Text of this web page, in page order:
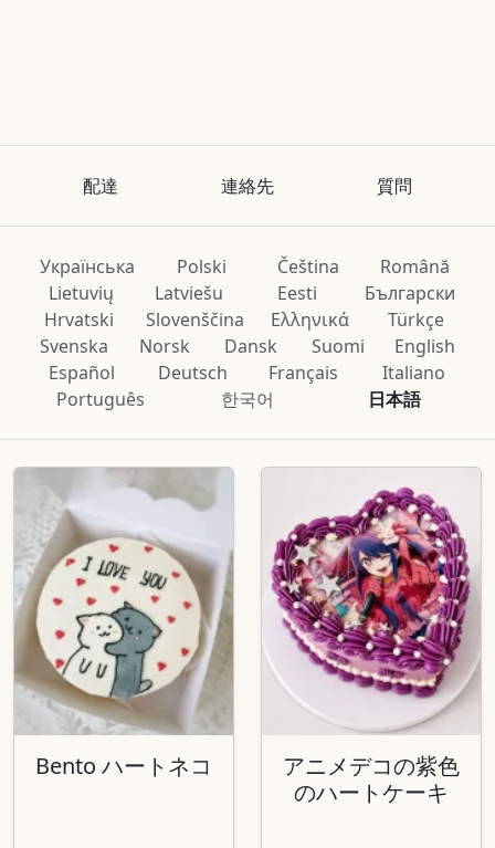
配達 連絡先 質問
Українська Polski Čeština
Română
Lietuvių
Latviešu Eesti
Български
Hrvatski
Slovenščina Ελληνικά
Türkçe
Svenska
Norsk Dansk Suomi
English
Español
Deutsch Français
Italiano
Português
한국어 日本語
Bento ハートネコ
アニメデコの紫色
のハートケーキ